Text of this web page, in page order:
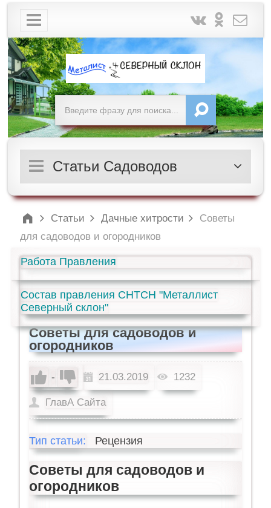
Статьи Садоводов
Статьи Дачные хитрости
Советы
для садоводов и огородников
Работа Правления
Состав правления СНТСН "Металлист
Северный склон"
Советы для садоводов и
огородников
- 21.03.2019 1232
ГлавА Сайта
Тип статьи: Рецензия
Советы для садоводов и
огородников